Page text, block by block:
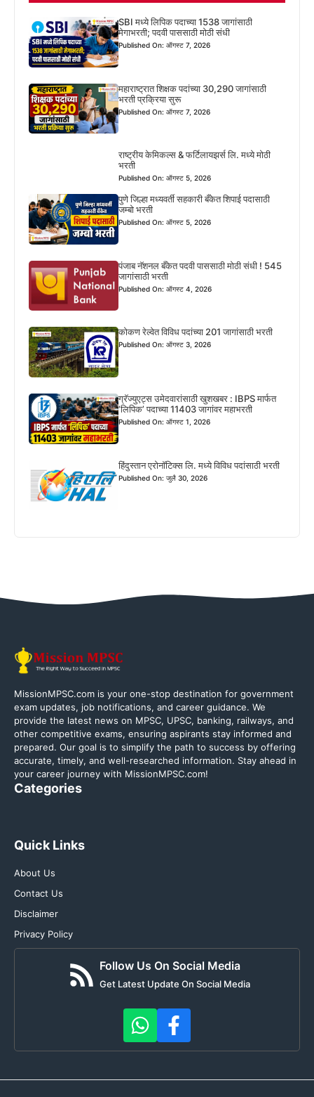
SBI मध्ये लिपिक पदाच्या 1538 जागांसाठी
मेगाभरती; पदवी पाससाठी मोठी संधी
Published On: ऑगस्ट 7, 2026
महाराष्ट्रात शिक्षक पदांच्या 30,290 जागांसाठी
भरती प्रक्रिया सुरू
Published On: ऑगस्ट 7, 2026
राष्ट्रीय केमिकल्स & फर्टिलायझर्स लि. मध्ये मोठी
भरती
Published On: ऑगस्ट 5, 2026
पुणे जिल्हा मध्यवर्ती सहकारी बँकेत शिपाई पदासाठी
जम्बो भरती
Published On: ऑगस्ट 5, 2026
पंजाब नॅशनल बँकेत पदवी पाससाठी मोठी संधी ! 545
जागांसाठी भरती
Published On: ऑगस्ट 4, 2026
कोकण रेल्वेत विविध पदांच्या 201 जागांसाठी भरती
Published On: ऑगस्ट 3, 2026
ग्रॅज्युएट्स उमेदवारांसाठी खुशखबर : IBPS मार्फत
‘लिपिक’ पदाच्या 11403 जागांवर महाभरती
Published On: ऑगस्ट 1, 2026
हिंदुस्तान एरोनॉटिक्स लि. मध्ये विविध पदांसाठी भरती
Published On: जुलै 30, 2026
MissionMPSC.com is your one-stop destination for government
exam updates, job notifications, and career guidance. We
provide the latest news on MPSC, UPSC, banking, railways, and
other competitive exams, ensuring aspirants stay informed and
prepared. Our goal is to simplify the path to success by offering
accurate, timely, and well-researched information. Stay ahead in
your career journey with MissionMPSC.com!
Categories
Quick Links
About Us
Contact Us
Disclaimer
Privacy Policy
Follow Us On Social Media
Get Latest Update On Social Media